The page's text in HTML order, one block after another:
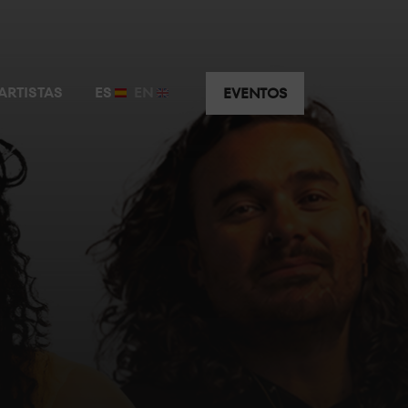
ES EVENTOS
y privado a escasos metros de la cabina.
y visibilidad e intimidad privilegiadas.
de la máxima animación justo detrás del DJ.